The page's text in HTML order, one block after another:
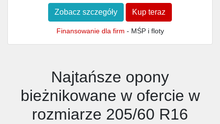
Zobacz szczegóły Kup teraz
Finansowanie dla firm - MŚP i floty
Najtańsze opony
bieżnikowane w ofercie w
rozmiarze 205/60 R16